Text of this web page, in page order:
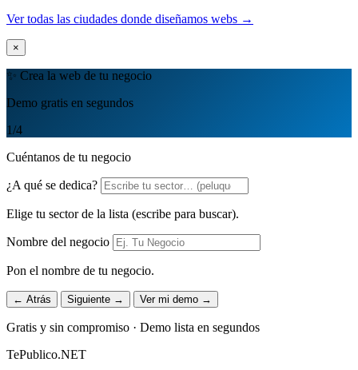
Ver todas las ciudades donde diseñamos webs →
×
✨ Crea la web de tu negocio
Demo gratis en segundos
1/4
Cuéntanos de tu negocio
¿A qué se dedica?
Elige tu sector de la lista (escribe para buscar).
Nombre del negocio
Pon el nombre de tu negocio.
← Atrás Siguiente → Ver mi demo →
Gratis y sin compromiso · Demo lista en segundos
TePublico.NET